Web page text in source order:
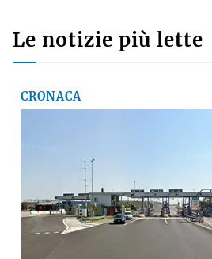
Le notizie più lette
CRONACA